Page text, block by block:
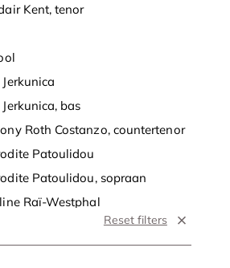
Kent, tenor
bas
Roth Costanzo, countertenor
Patoulidou
Patoulidou, sopraan
Raï-Westphal
Raï-Westphal, sopraan
Bezuyen
Reset filters